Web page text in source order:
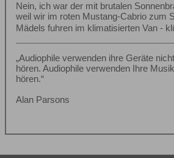
Nein, ich war der mit brutalen
weil wir im roten Mustang-Cabrio zum
Mädels fuhren im klimatisierten Van -
„Audiophile verwenden ihre Geräte
hören. Audiophile verwenden Ihre
hören.“
Alan Parsons